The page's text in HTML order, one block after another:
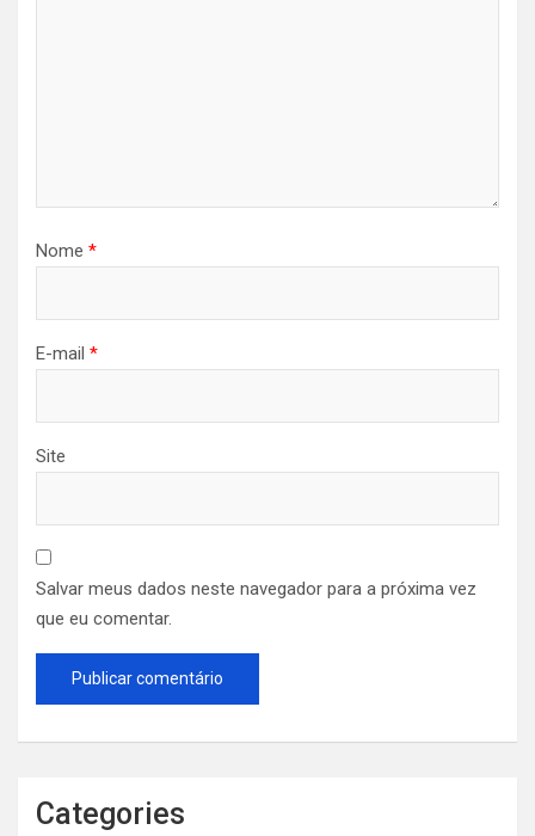
Nome *
E-mail *
Site
Salvar meus dados neste navegador para a próxima vez
que eu comentar.
Categories